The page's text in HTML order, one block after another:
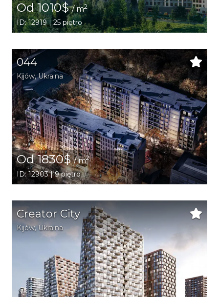
Od 1010$/ m2
ID: 12919 | 25 piętro
044
Kijów,Ukraina
Od 1830$/ m2
ID: 12903 | 9 piętro
Creator City
Kijów, Ukraina